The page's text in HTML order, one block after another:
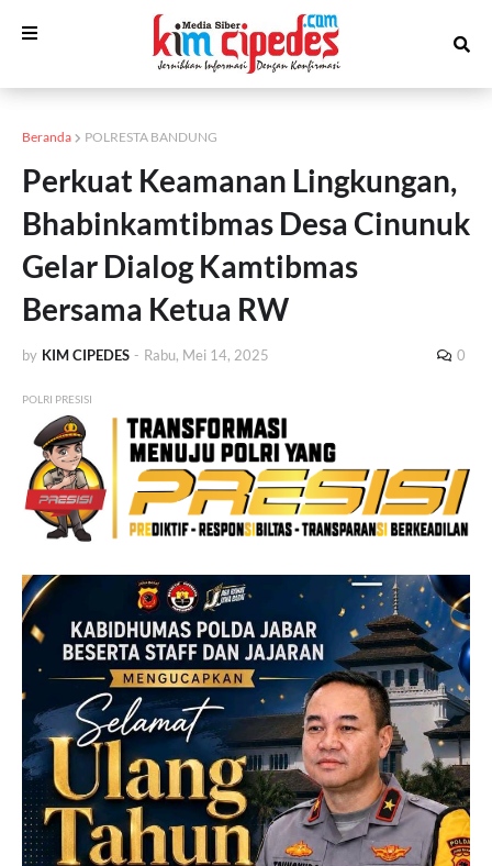
Beranda POLRESTA BANDUNG
Perkuat Keamanan Lingkungan,
Bhabinkamtibmas Desa Cinunuk
Gelar Dialog Kamtibmas
Bersama Ketua RW
by KIM CIPEDES - Rabu, Mei 14, 2025 0
POLRI PRESISI